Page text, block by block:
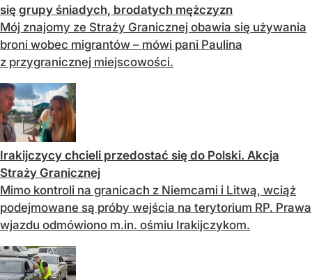
się grupy śniadych, brodatych mężczyzn
Mój znajomy ze Straży Granicznej obawia się używania
broni wobec migrantów – mówi pani Paulina
z przygranicznej miejscowości.
Irakijczycy chcieli przedostać się do Polski. Akcja
Straży Granicznej
Mimo kontroli na granicach z Niemcami i Litwą, wciąż
podejmowane są próby wejścia na terytorium RP. Prawa
wjazdu odmówiono m.in. ośmiu Irakijczykom.